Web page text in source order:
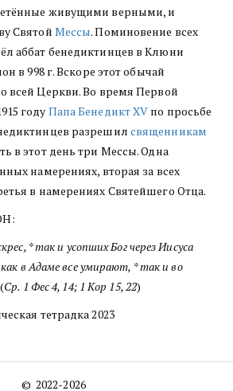
живущими верными, и
Святой Мессы. Поминовение всех
аббат бенедиктинцев в Клюни
в 998 г. Вскоре этот обычай
всей Церкви. Во время Первой
году Папа Бенедикт XV по просьбе
разрешил священникам
в этот день три Мессы. Одна
намерениях, вторая за всех
в намерениях Святейшего Отца.
* так и усопших Бог через Иисуса
в Адаме все умирают, * так и во
Ср. 1 Фес 4, 14; 1 Кор 15, 22)
тетрадка 2023
©  2022-2026